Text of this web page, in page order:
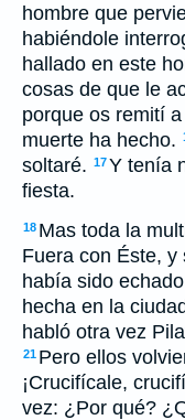
hombre que
habiéndole
hallado en este
cosas de que le
porque os remití
muerte ha hecho.
soltaré. 17Y tenía
fiesta.
18 Mas toda la
Fuera con Éste, y
había sido
hecha en la
habló otra vez
21 Pero ellos
¡Crucifícale,
vez: ¿Por qué?